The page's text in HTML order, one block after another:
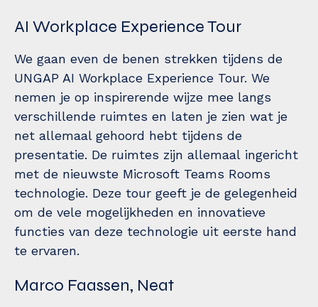
AI Workplace Experience Tour
We gaan even de benen strekken tijdens de
UNGAP AI Workplace Experience Tour. We
nemen je op inspirerende wijze mee langs
verschillende ruimtes en laten je zien wat je
net allemaal gehoord hebt tijdens de
presentatie. De ruimtes zijn allemaal ingericht
met de nieuwste Microsoft Teams Rooms
technologie. Deze tour geeft je de gelegenheid
om de vele mogelijkheden en innovatieve
functies van deze technologie uit eerste hand
te ervaren.
Marco Faassen, Neat